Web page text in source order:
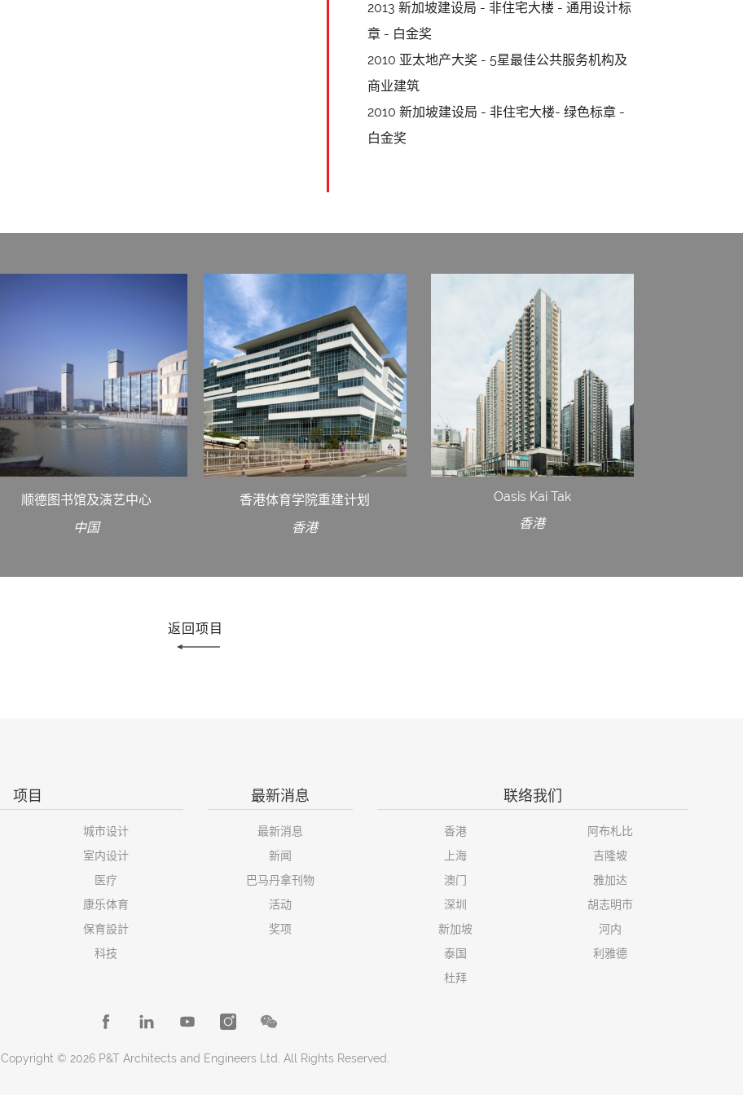
2013 新加坡建设局 - 非住宅大楼 - 通用设计标
章 - 白金奖
2010 亚太地产大奖 - 5星最佳公共服务机构及
商业建筑
2010 新加坡建设局 - 非住宅大楼- 绿色标章 -
白金奖
顺德图书馆及演艺中心
中国
香港体育学院重建计划
香港
Oasis Kai Tak
香港
返回项目
项目
城市设计
室内设计
医疗
康乐体育
保育設計
科技
最新消息
最新消息
新闻
巴马丹拿刊物
活动
奖项
联络我们
香港
上海
澳门
深圳
新加坡
泰国
杜拜
阿布札比
吉隆坡
雅加达
胡志明市
河内
利雅德
Copyright © 2026 P&T Architects and Engineers Ltd. All Rights Reserved.